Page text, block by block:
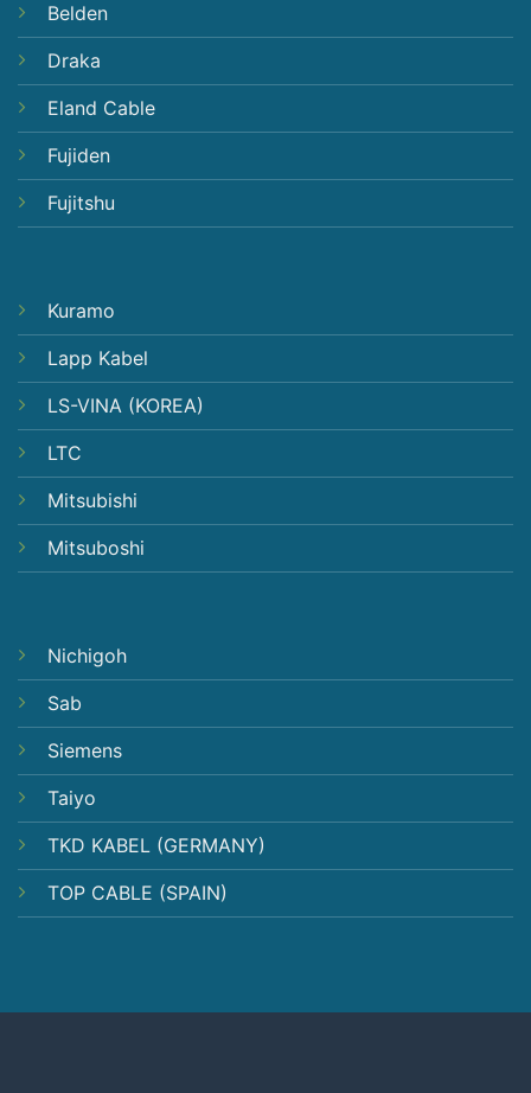
Belden
Draka
Eland Cable
Fujiden
Fujitshu
Kuramo
Lapp Kabel
LS-VINA (KOREA)
LTC
Mitsubishi
Mitsuboshi
Nichigoh
Sab
Siemens
Taiyo
TKD KABEL (GERMANY)
TOP CABLE (SPAIN)